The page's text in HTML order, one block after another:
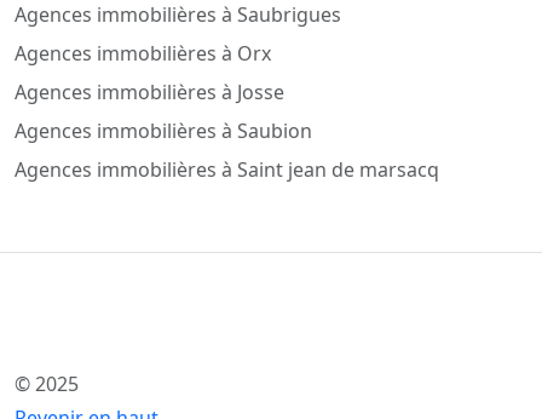
Agences immobilières à Saubrigues
Agences immobilières à Orx
Agences immobilières à Josse
Agences immobilières à Saubion
Agences immobilières à Saint jean de marsacq
© 2025